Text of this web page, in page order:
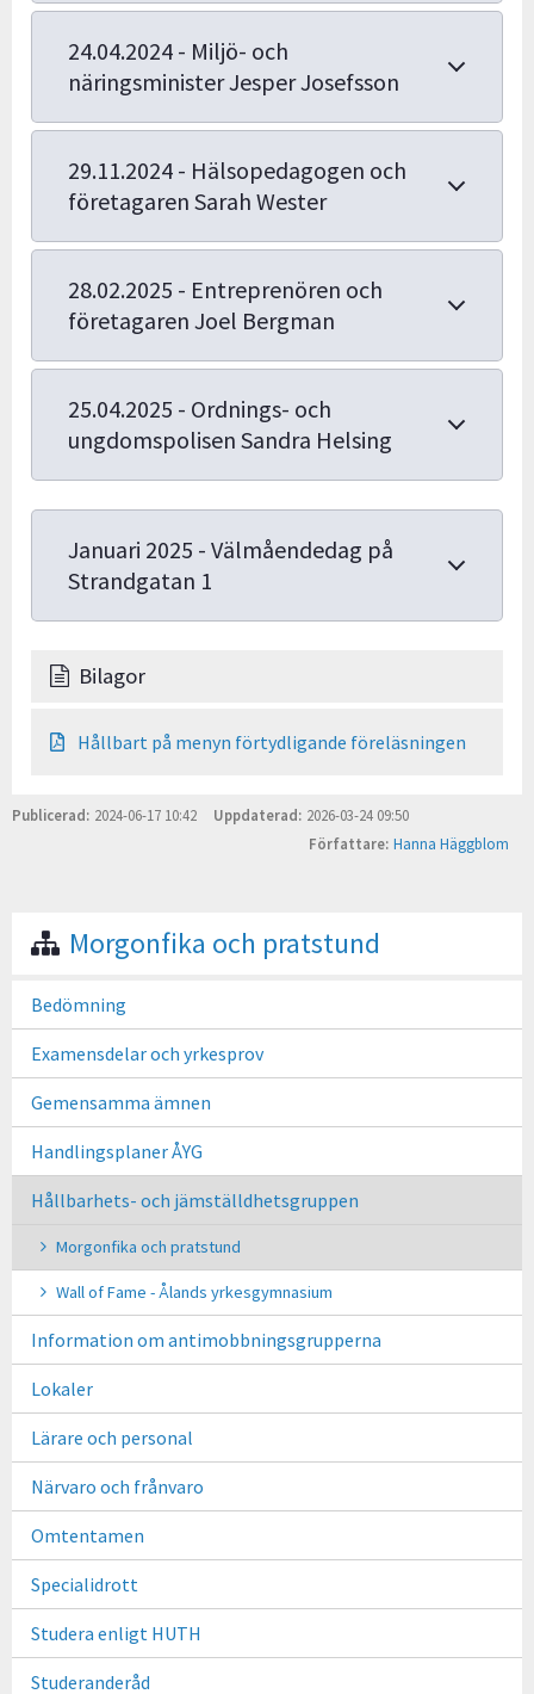
24.04.2024 - Miljö- och
näringsminister Jesper Josefsson
29.11.2024 - Hälsopedagogen och
företagaren Sarah Wester
28.02.2025 - Entreprenören och
företagaren Joel Bergman
25.04.2025 - Ordnings- och
ungdomspolisen Sandra Helsing
Januari 2025 - Välmåendedag på
Strandgatan 1
Bilagor
Hållbart på menyn förtydligande föreläsningen
Publicerad 2024-06-17 10:42 Uppdaterad 2026-03-24 09:50
Författare Hanna Häggblom
Morgonfika och pratstund
Bedömning
Examensdelar och yrkesprov
Gemensamma ämnen
Handlingsplaner ÅYG
Hållbarhets- och jämställdhetsgruppen
Morgonfika och pratstund
Wall of Fame - Ålands yrkesgymnasium
Information om antimobbningsgrupperna
Lokaler
Lärare och personal
Närvaro och frånvaro
Omtentamen
Specialidrott
Studera enligt HUTH
Studeranderåd